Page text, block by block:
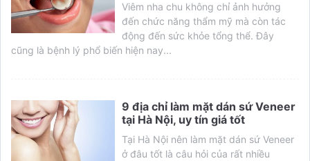
Viêm nha chu không chỉ ảnh hưởng
đến chức năng thẩm mỹ mà còn tác
động đến sức khỏe tổng thể. Đây
cũng là bệnh lý phổ biến hiện nay...
9 địa chỉ làm mặt dán sứ Veneer
tại Hà Nội, uy tín giá tốt
Tại Hà Nội nên làm mặt dán sứ Veneer
ở đâu tốt là câu hỏi của rất nhiều